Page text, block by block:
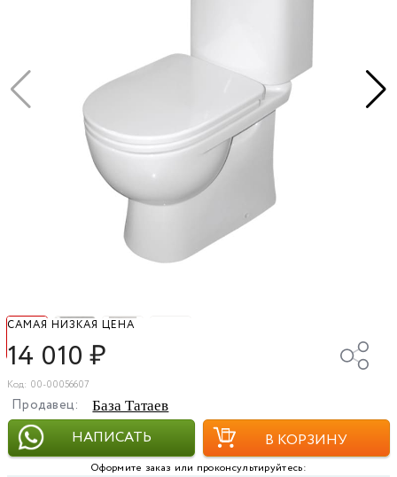
САМАЯ НИЗКАЯ ЦЕНА
14 010₽
Код: 00-00056607
Продавец: База Татаев
НАПИСАТЬ В КОРЗИНУ
Оформите заказ или проконсультируйтесь: